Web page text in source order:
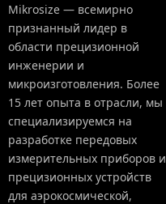
Mikrosize — всемирно
признанный лидер в
области прецизионной
инженерии и
микроизготовления. Более
15 лет опыта в отрасли, мы
специализируемся на
разработке передовых
измерительных приборов и
прецизионных устройств
для аэрокосмической,